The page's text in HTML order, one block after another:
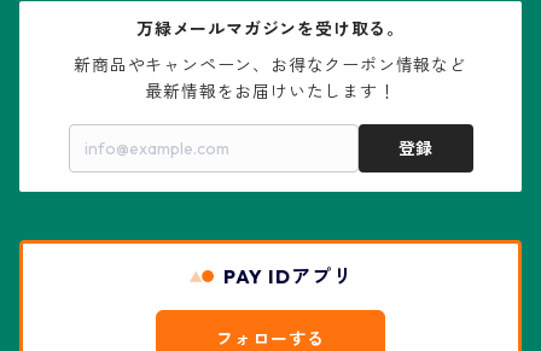
リザード・スキン兜
エキノケレウス属
エキノプシス属
コノフィツム属
センナ属
水石・景石
万緑メールマガジンを受け取る。
新商品やキャンペーン、お得なクーポン情報など
最新情報をお届けいたします！
登録
PAY IDアプリ
フォローする